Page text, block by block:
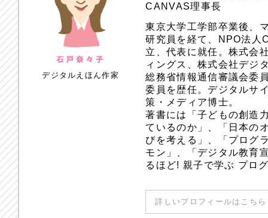
デジタルえほん作家
CANVAS理事長
東京大学工学部卒業後、
研究員を経て、NPO法人
立、代表に就任。株式会
ィングス、株式会社デジ
総務省情報通信審議会委
委員を歴任。デジタルサ
策・メディア博士。
著書には「子どもの創造
ているのか」、「日本の
びを考える」、「プログ
モン」、「デジタル教育
るほど! 親子で学ぶ プロ
詳しいプロフィールはこち